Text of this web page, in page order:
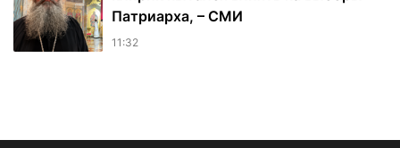
Патриарха, – СМИ
11:32